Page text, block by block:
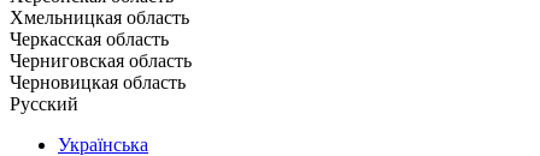
Хмельницкая область
Черкасская область
Черниговская область
Черновицкая область
Русский
Українська